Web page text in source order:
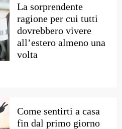
La sorprendente
ragione per cui tutti
dovrebbero vivere
all’estero almeno una
volta
Come sentirti a casa
fin dal primo giorno